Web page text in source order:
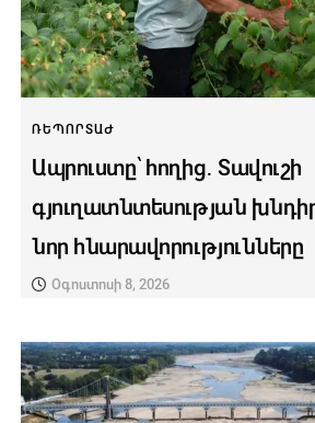
ՌԵՊՈՐՏԱԺ
Ապրուստը՝ հողից․ Տավուշի
գյուղատնտեսության
նոր հնարավորությունները
Օգոստոսի 8, 2026